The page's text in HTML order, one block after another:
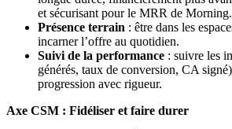
et sécurisant pour le MRR de Morning.
Présence terrain : être dans les
incarner l’offre au quotidien.
Suivi de la performance : suivre les
générés, taux de conversion, CA
progression avec rigueur.
Axe CSM : Fidéliser et faire durer